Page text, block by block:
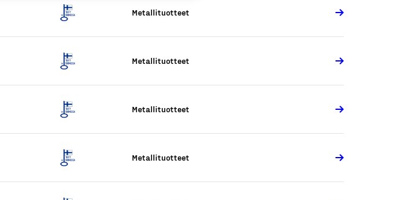
Metallituotteet
Metallituotteet
Metallituotteet
Metallituotteet